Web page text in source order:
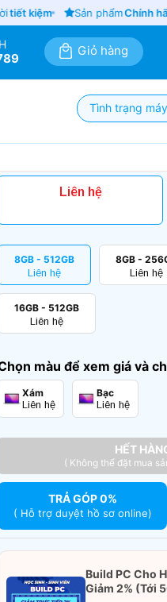
kiệm Sản phẩmChính hãng
Giỏ hàng
Tình trạng
Liên hệ
8GB - 512GB
Liên hệ
8GB -
Liên hệ
16GB - 512GB
Liên hệ
màu để xem giá và
Xám
Liên hệ
Bạc
Liên hệ
HẾT
( Không thể đặt mua
TRẢ GÓP 0%
( Hỗ trợ duyệt hồ sơ online)
Build PC Cho
Giảm 2% (Tới